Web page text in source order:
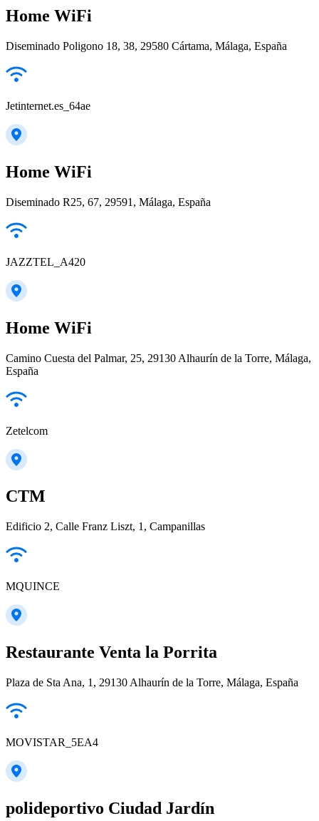
Home WiFi
Diseminado Poligono 18, 38, 29580 Cártama, Málaga, España
Jetinternet.es_64ae
Home WiFi
Diseminado R25, 67, 29591, Málaga, España
JAZZTEL_A420
Home WiFi
Camino Cuesta del Palmar, 25, 29130 Alhaurín de la Torre, Málaga,
España
Zetelcom
CTM
Edificio 2, Calle Franz Liszt, 1, Campanillas
MQUINCE
Restaurante Venta la Porrita
Plaza de Sta Ana, 1, 29130 Alhaurín de la Torre, Málaga, España
MOVISTAR_5EA4
polideportivo Ciudad Jardín